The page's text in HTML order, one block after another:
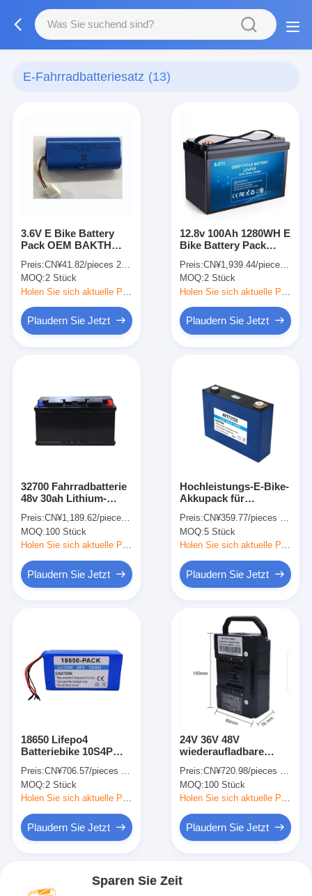
E-Fahrradbatteriesatz (13)
3.6V E Bike Battery
Pack OEM BAKTH
5100mAh Lithium-
Ionen-Batteriepaket
Preis:CN¥41.82/pieces 2-99 pieces
MOQ:2 Stück
Plaudern Sie Jetzt
12.8v 100Ah 1280WH E
Bike Battery Pack
Elektro-Motorrad
Bakth
Preis:CN¥1,939.44/pieces 2-4 pieces
MOQ:2 Stück
Plaudern Sie Jetzt
32700 Fahrradbatterie
48v 30ah Lithium-
Batterie für
Elektroroller
Preis:CN¥1,189.62/pieces 100-499 pieces
MOQ:100 Stück
Plaudern Sie Jetzt
Hochleistungs-E-Bike-
Akkupack für
Verwendung von
48173125FE 3,2 V 100
Ah LiFePO4-Akkuzelle
Preis:CN¥359.77/pieces 5-499 pieces
MOQ:5 Stück
Plaudern Sie Jetzt
18650 Lifepo4
Batteriebike 10S4P
Lithium Hoverboard
Batteriepaket
Preis:CN¥706.57/pieces 2-49 pieces
MOQ:2 Stück
Holen Sie sich aktuelle Preis
Plaudern Sie Jetzt
24V 36V 48V
wiederaufladbare
Lithium Batterie Pack
für E-Bike
Preis:CN¥720.98/pieces 100-999 pieces
MOQ:100 Stück
Holen Sie sich aktuelle Preis
Plaudern Sie Jetzt
Sparen Sie Zeit